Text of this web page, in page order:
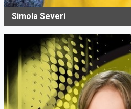
Simola Severi